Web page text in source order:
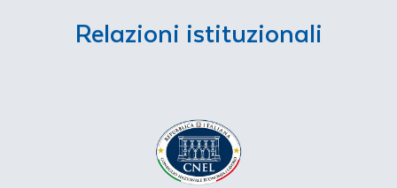
Relazioni istituzionali